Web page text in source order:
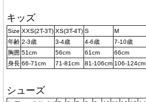
キッズ
Size XXS(2T-3T) XS(3T-4T) S M
年齢 2-3歳 3-4歳 4-6歳 7-10歳
胸囲 51cm 56cm 61cm 66cm
身長 66-71cm 71-81cm 81-106cm 106-124cm
シューズ